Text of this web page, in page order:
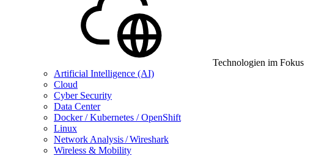
Technologien im Fokus
Artificial Intelligence (AI)
Cloud
Cyber Security
Data Center
Docker / Kubernetes / OpenShift
Linux
Network Analysis / Wireshark
Wireless & Mobility